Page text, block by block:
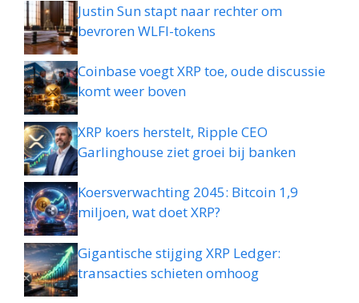
Justin Sun stapt naar rechter om
bevroren WLFI-tokens
Coinbase voegt XRP toe, oude discussie
komt weer boven
XRP koers herstelt, Ripple CEO
Garlinghouse ziet groei bij banken
Koersverwachting 2045: Bitcoin 1,9
miljoen, wat doet XRP?
Gigantische stijging XRP Ledger:
transacties schieten omhoog